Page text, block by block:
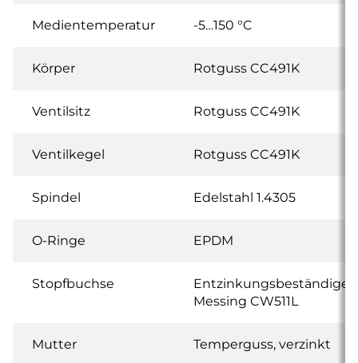
Medientemperatur -5…150 °C
Körper Rotguss CC491K
Ventilsitz Rotguss CC491K
Ventilkegel Rotguss CC491K
Spindel Edelstahl 1.4305
O-Ringe EPDM
Stopfbuchse
Entzinkungsbeständiges
Messing CW511L
Mutter Temperguss, verzinkt